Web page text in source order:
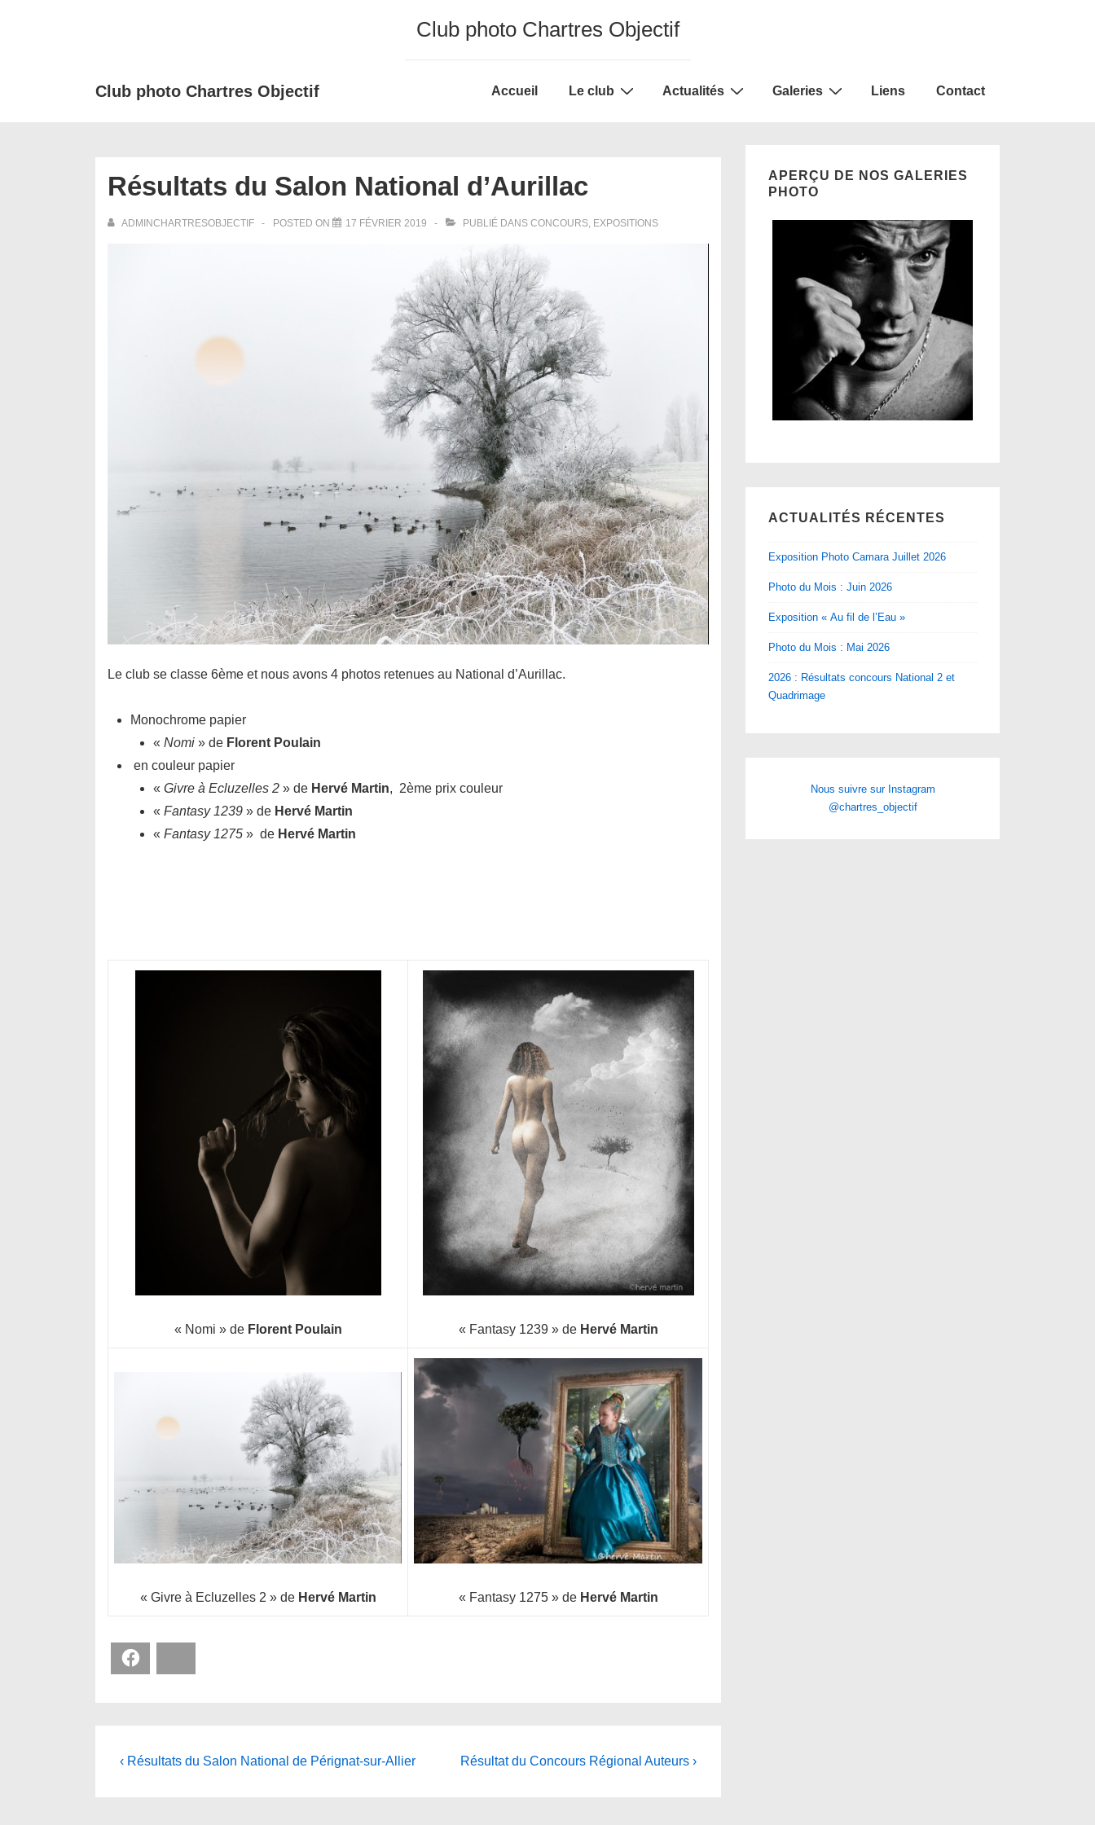
Club photo Chartres Objectif
Club photo Chartres Objectif
Main
Accueil Le club Actualités Galeries Liens Contact
Résultats du Salon National d’Aurillac
ADMINCHARTRESOBJECTIF POSTED ON 17 FÉVRIER 2019 PUBLIÉ DANS CONCOURS, EXPOSITIONS
Le club se classe 6ème et nous avons 4 photos retenues au National d’Aurillac.
Monochrome papier
« Nomi » de Florent Poulain
en couleur papier
« Givre à Ecluzelles 2 » de Hervé Martin, 2ème prix couleur
« Fantasy 1239 » de Hervé Martin
« Fantasy 1275 » de Hervé Martin
« Nomi » de Florent Poulain « Fantasy 1239 » de Hervé Martin
« Givre à Ecluzelles 2 » de Hervé Martin « Fantasy 1275 » de Hervé Martin
Navigation
Previous
‹ Résultats du Salon National de Pérignat-sur-Allier
Next
Résultat du Concours Régional Auteurs ›
APERÇU DE NOS GALERIES
PHOTO
ACTUALITÉS RÉCENTES
Exposition Photo Camara Juillet 2026
Photo du Mois : Juin 2026
Exposition « Au fil de l’Eau »
Photo du Mois : Mai 2026
2026 : Résultats concours National 2 et
Quadrimage
Nous suivre sur Instagram
@chartres_objectif